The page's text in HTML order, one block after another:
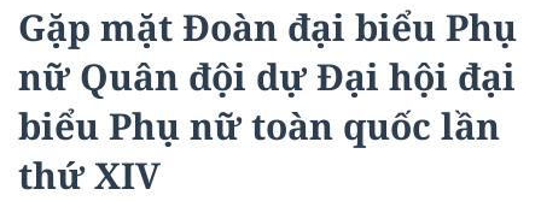
Gặp mặt Đoàn đại biểu Phụ
nữ Quân đội dự Đại hội đại
biểu Phụ nữ toàn quốc lần
thứ XIV